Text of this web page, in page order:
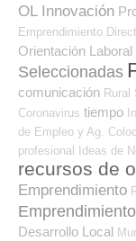
OL Innovación
Emprendimiento
Orientación Laboral
Seleccionadas
comunicación Rural
Coronavirus tiempo
de Empleo y Ag.
profesional Ideas de
recursos de
Emprendimiento
Emprendimiento
Desarrollo Local